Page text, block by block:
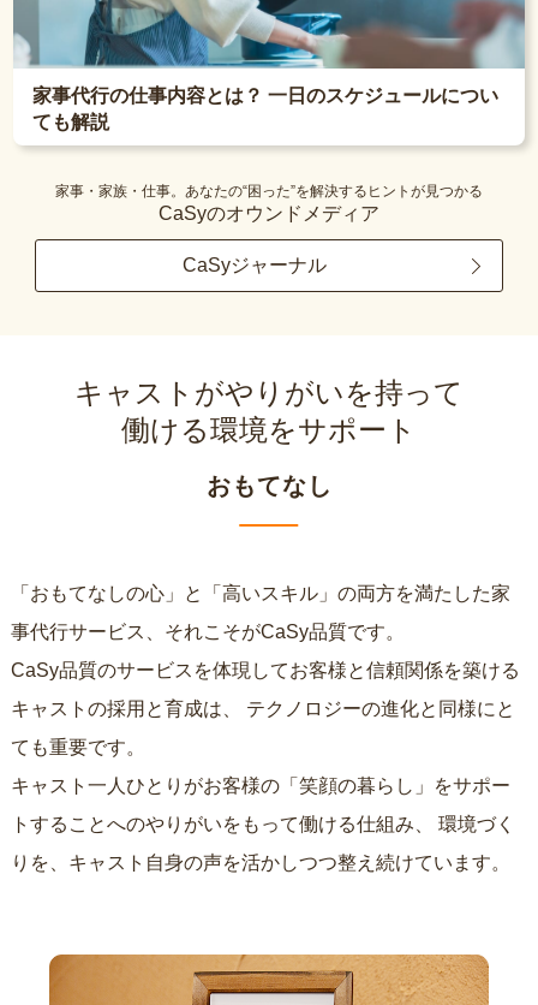
家事代行の仕事内容とは？ 一日のスケジュールについ
ても解説
家事・家族・仕事。あなたの“困った”を解決するヒントが見つかる
CaSyのオウンドメディア
CaSyジャーナル
キャストがやりがいを持って
働ける環境をサポート
おもてなし
「おもてなしの心」と「高いスキル」の両方を満たした家
事代行サービス、それこそがCaSy品質です。
CaSy品質のサービスを体現してお客様と信頼関係を築ける
キャストの採用と育成は、
ても重要です。
キャスト一人ひとりがお客様の「笑顔の暮らし」をサポー
トすることへのやりがいをもって働ける仕組み、
りを、キャスト自身の声を活かしつつ整え続けています。